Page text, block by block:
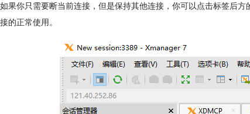
如果你只需要断当前连接，但是保持其他连接，你可以点击标签后
接的正常使用。